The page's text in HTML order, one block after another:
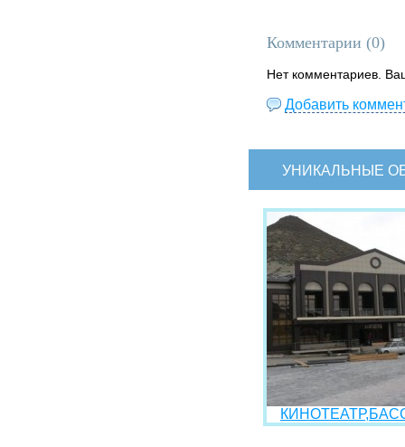
Комментарии (0)
Нет комментариев.
Добавить
УНИКАЛЬНЫЕ